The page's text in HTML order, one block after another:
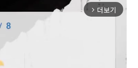
arrow_forward_ios 더보기